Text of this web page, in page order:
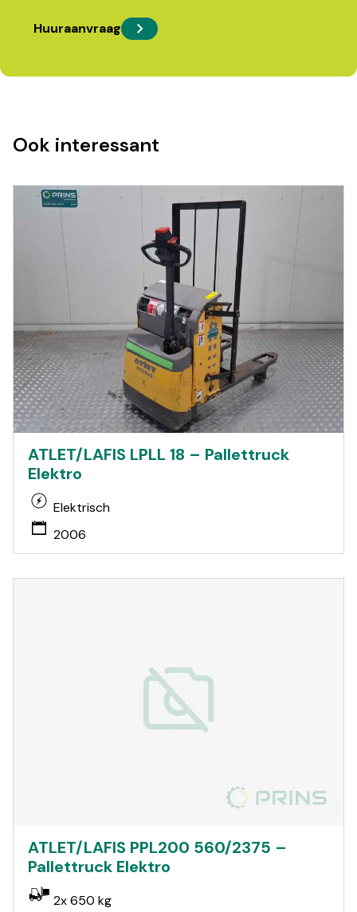
Huuraanvraag
Ook interessant
ATLET/LAFIS LPLL 18 – Pallettruck
Elektro
Elektrisch
2006
ATLET/LAFIS PPL200 560/2375 –
Pallettruck Elektro
2x 650 kg